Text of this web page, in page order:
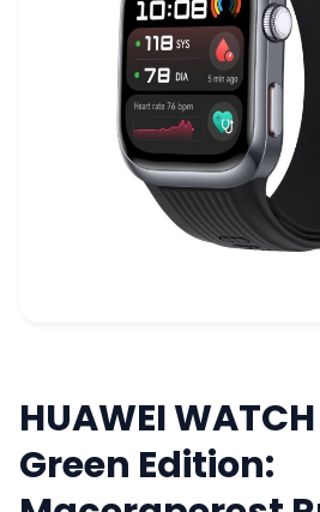
HUAWEI
Green Edition: